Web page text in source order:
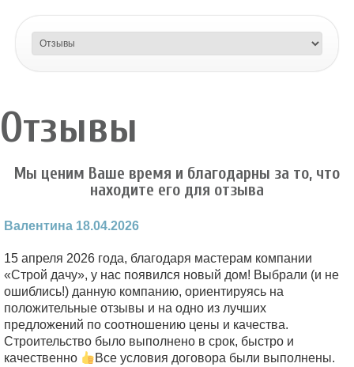
Отзывы
Мы ценим Ваше время и благодарны за то, что
находите его для отзыва
Валентина 18.04.2026
15 апреля 2026 года, благодаря мастерам компании
«Строй дачу», у нас появился новый дом! Выбрали (и не
ошиблись!) данную компанию, ориентируясь на
положительные отзывы и на одно из лучших
предложений по соотношению цены и качества.
Строительство было выполнено в срок, быстро и
качественно
Все условия договора были выполнены.